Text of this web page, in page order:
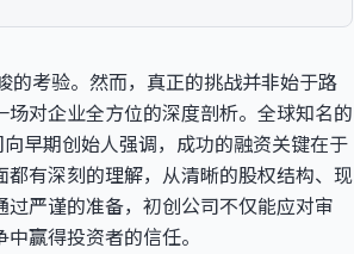
的考验。然而，真正的挑战并非始于路
对企业全方位的深度剖析。全球知名的
早期创始人强调，成功的融资关键在于
有深刻的理解，从清晰的股权结构、现
过严谨的准备，初创公司不仅能应对审
赢得投资者的信任。